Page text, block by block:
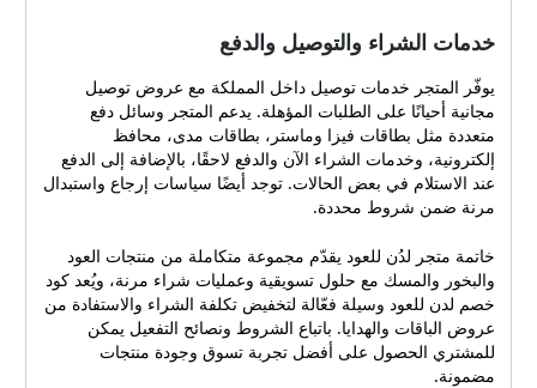
خدمات الشراء والتوصيل والدفع
يوفّر المتجر خدمات توصيل داخل المملكة مع عروض توصيل
مجانية أحيانًا على الطلبات المؤهلة. يدعم المتجر وسائل دفع
متعددة مثل بطاقات فيزا وماستر، بطاقات مدى، محافظ
إلكترونية، وخدمات الشراء الآن والدفع لاحقًا، بالإضافة إلى الدفع
عند الاستلام في بعض الحالات. توجد أيضًا سياسات إرجاع واستبدال
مرنة ضمن شروط محددة.
خاتمة متجر لدُن للعود يقدّم مجموعة متكاملة من منتجات العود
والبخور والمسك مع حلول تسويقية وعمليات شراء مرنة، ويُعد كود
خصم لدن للعود وسيلة فعّالة لتخفيض تكلفة الشراء والاستفادة من
عروض الباقات والهدايا. باتباع الشروط ونصائح التفعيل يمكن
للمشتري الحصول على أفضل تجربة تسوق وجودة منتجات
مضمونة.